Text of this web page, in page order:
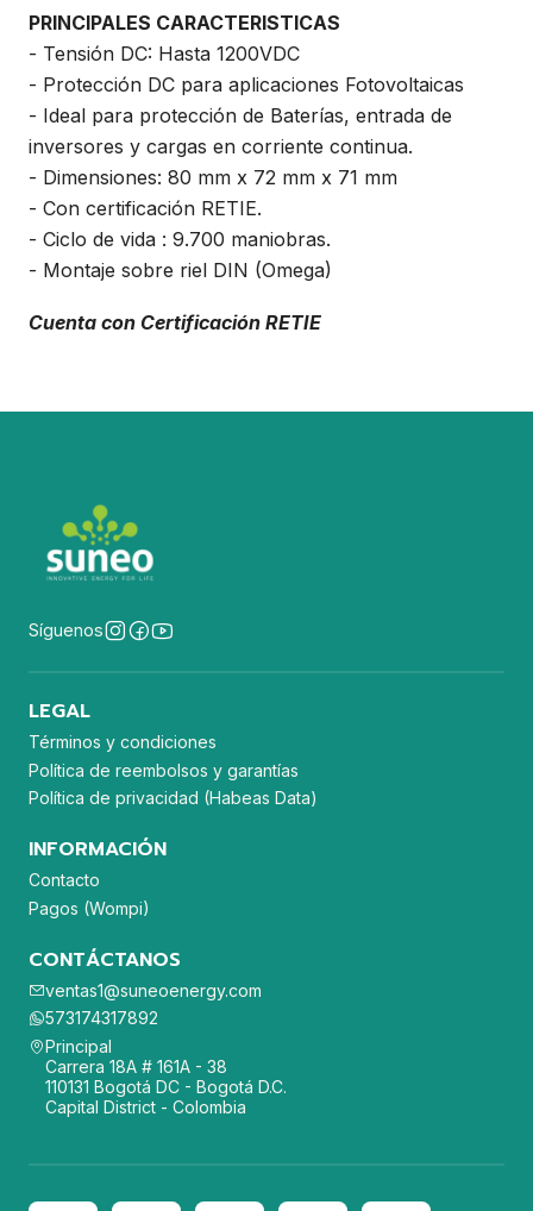
PRINCIPALES CARACTERISTICAS
- Tensión DC: Hasta 1200VDC
- Protección DC para aplicaciones Fotovoltaicas
- Ideal para protección de Baterías, entrada de
inversores y cargas en corriente continua.
- Dimensiones: 80 mm x 72 mm x 71 mm
- Con certificación RETIE.
- Ciclo de vida : 9.700 maniobras.
- Montaje sobre riel DIN (Omega)
Cuenta con Certificación RETIE
Síguenos
LEGAL
Términos y condiciones
Política de reembolsos y garantías
Política de privacidad (Habeas Data)
INFORMACIÓN
Contacto
Pagos (Wompi)
CONTÁCTANOS
ventas1@suneoenergy.com
573174317892
Principal
Carrera 18A # 161A - 38
110131 Bogotá DC - Bogotá D.C.
Capital District - Colombia